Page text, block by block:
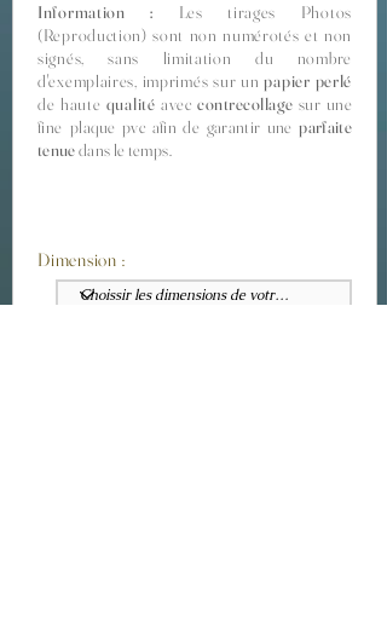
Information : Les tirages Photos
(Reproduction) sont non numérotés et non
signés, sans limitation du nombre
d'exemplaires, imprimés sur unpapier perlé
de haute qualitéaveccontrecollage sur une
fine plaquepvc afin de garantir uneparfaite
tenuedans le temps.
Dimension :